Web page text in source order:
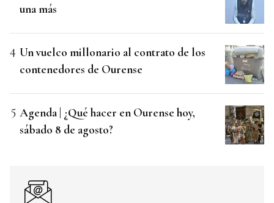
una más
Un vuelco millonario al contrato de los
contenedores de Ourense
Agenda | ¿Qué hacer en Ourense hoy,
sábado 8 de agosto?